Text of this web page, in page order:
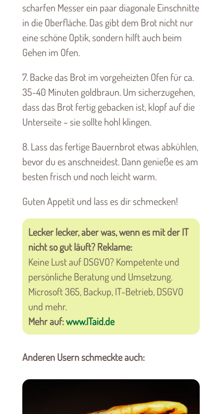
scharfen Messer ein paar diagonale Einschnitte
in die Oberfläche. Das gibt dem Brot nicht nur
eine schöne Optik, sondern hilft auch beim
Gehen im Ofen.
7. Backe das Brot im vorgeheizten Ofen für ca.
35-40 Minuten goldbraun. Um sicherzugehen,
dass das Brot fertig gebacken ist, klopf auf die
Unterseite – sie sollte hohl klingen.
8. Lass das fertige Bauernbrot etwas abkühlen,
bevor du es anschneidest. Dann genieße es am
besten frisch und noch leicht warm.
Guten Appetit und lass es dir schmecken!
Lecker lecker, aber was, wenn es mit der IT
nicht so gut läuft? Reklame:
Keine Lust auf DSGVO? Kompetente und
persönliche Beratung und Umsetzung.
Microsoft 365, Backup, IT-Betrieb, DSGVO
und mehr.
Mehr auf:www.ITaid.de
Anderen Usern schmeckte auch: